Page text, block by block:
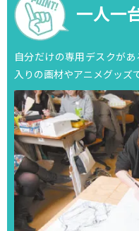
一人一
自分だけの専用デスクが
入りの画材やアニメグッズ